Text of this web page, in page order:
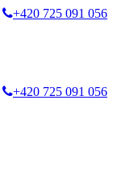
+420 725 091 056
+420 725 091 056